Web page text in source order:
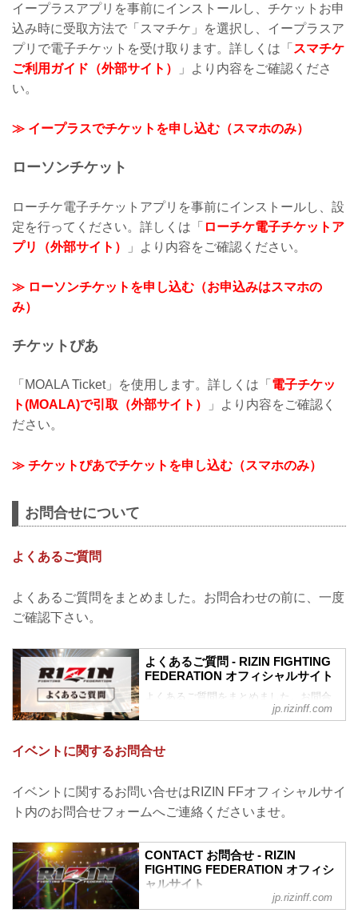
イープラスアプリを事前にインストールし、チケットお申
込み時に受取方法で「スマチケ」を選択し、イープラスア
プリで電子チケットを受け取ります。詳しくは「 スマチケ
ご利用ガイド（外部サイト）
」より内容をご確認くださ
い。
≫ イープラスでチケットを申し込む（スマホのみ）
ローソンチケット
ローチケ電子チケットアプリを事前にインストールし、設
定を行ってください。詳しくは「 ローチケ電子チケットア
プリ（外部サイト）
」より内容をご確認ください。
≫ ローソンチケットを申し込む（お申込みはスマホの
み）
チケットぴあ
「MOALA Ticket」を使用します。詳しくは「 電子チケッ
ト(MOALA)で引取（外部サイト）
」より内容をご確認く
ださい。
≫ チケットぴあでチケットを申し込む（スマホのみ）
お問合せについて
よくあるご質問
よくあるご質問をまとめました。お問合わせの前に、一度
ご確認下さい。
よくあるご質問 - RIZIN FIGHTING
FEDERATION オフィシャルサイト
よくあるご質問をまとめました。お問合
わせの前に、一度ご確認下さい。
Q.1 より良い席で観戦したいのですが、
どの先行でチケットを買うと一番良い席
A. より良い席のご案内は、以下の順番と
なります。
①ファンクラブ先行（超強者）
CLUB先行
③先行販売（オフィシャルサイト先行・
プレイガイド先行・番組・チラシ等 順不
④各プレイガイドの一般発売
jp.rizinff.com
イベントに関するお問合せ
イベントに関するお問い合せはRIZIN FFオフィシャルサイ
ト内のお問合せフォームへご連絡くださいませ。
CONTACT お問合せ - RIZIN
FIGHTING FEDERATION オフィシ
ャルサイト
jp.rizinff.com